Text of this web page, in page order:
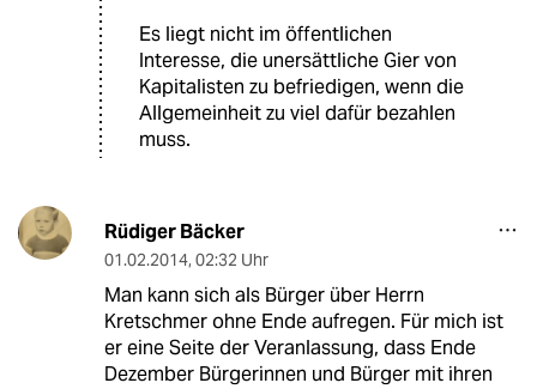
Es liegt nicht im öffentlichen
Interesse, die unersättliche Gier von
Kapitalisten zu befriedigen, wenn die
Allgemeinheit zu viel dafür bezahlen
muss.
Rüdiger Bäcker
01.02.2014, 02:32 Uhr
Man kann sich als Bürger über Herrn
Kretschmer ohne Ende aufregen. Für mich ist
er eine Seite der Veranlassung, dass Ende
Dezember Bürgerinnen und Bürger mit ihren